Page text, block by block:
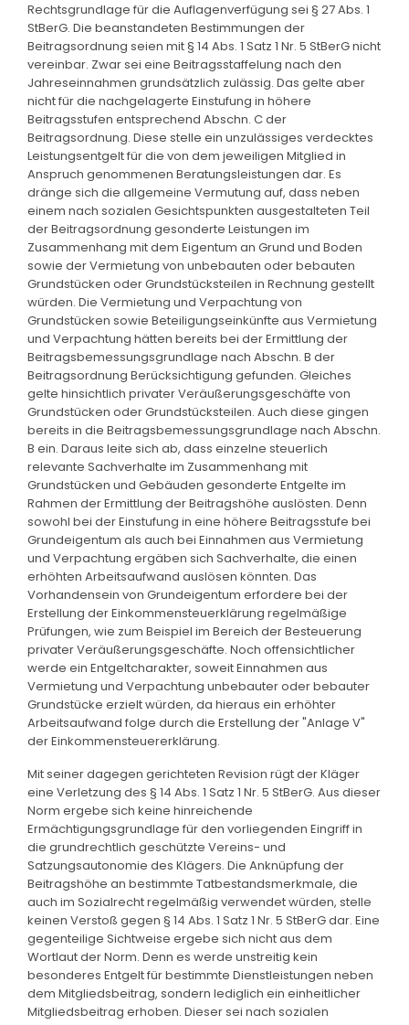
Rechtsgrundlage für die Auflagenverfügung sei § 27 Abs. 1
StBerG. Die beanstandeten Bestimmungen der
Beitragsordnung seien mit § 14 Abs. 1 Satz 1 Nr. 5 StBerG nicht
vereinbar. Zwar sei eine Beitragsstaffelung nach den
Jahreseinnahmen grundsätzlich zulässig. Das gelte aber
nicht für die nachgelagerte Einstufung in höhere
Beitragsstufen entsprechend Abschn. C der
Beitragsordnung. Diese stelle ein unzulässiges verdecktes
Leistungsentgelt für die von dem jeweiligen Mitglied in
Anspruch genommenen Beratungsleistungen dar. Es
dränge sich die allgemeine Vermutung auf, dass neben
einem nach sozialen Gesichtspunkten ausgestalteten Teil
der Beitragsordnung gesonderte Leistungen im
Zusammenhang mit dem Eigentum an Grund und Boden
sowie der Vermietung von unbebauten oder bebauten
Grundstücken oder Grundstücksteilen in Rechnung gestellt
würden. Die Vermietung und Verpachtung von
Grundstücken sowie Beteiligungseinkünfte aus Vermietung
und Verpachtung hätten bereits bei der Ermittlung der
Beitragsbemessungsgrundlage nach Abschn. B der
Beitragsordnung Berücksichtigung gefunden. Gleiches
gelte hinsichtlich privater Veräußerungsgeschäfte von
Grundstücken oder Grundstücksteilen. Auch diese gingen
bereits in die Beitragsbemessungsgrundlage nach Abschn.
B ein. Daraus leite sich ab, dass einzelne steuerlich
relevante Sachverhalte im Zusammenhang mit
Grundstücken und Gebäuden gesonderte Entgelte im
Rahmen der Ermittlung der Beitragshöhe auslösten. Denn
sowohl bei der Einstufung in eine höhere Beitragsstufe bei
Grundeigentum als auch bei Einnahmen aus Vermietung
und Verpachtung ergäben sich Sachverhalte, die einen
erhöhten Arbeitsaufwand auslösen könnten. Das
Vorhandensein von Grundeigentum erfordere bei der
Erstellung der Einkommensteuerklärung regelmäßige
Prüfungen, wie zum Beispiel im Bereich der Besteuerung
privater Veräußerungsgeschäfte. Noch offensichtlicher
werde ein Entgeltcharakter, soweit Einnahmen aus
Vermietung und Verpachtung unbebauter oder bebauter
Grundstücke erzielt würden, da hieraus ein erhöhter
Arbeitsaufwand folge durch die Erstellung der "Anlage V"
der Einkommensteuererklärung.
Mit seiner dagegen gerichteten Revision rügt der Kläger
eine Verletzung des § 14 Abs. 1 Satz 1 Nr. 5 StBerG. Aus dieser
Norm ergebe sich keine hinreichende
Ermächtigungsgrundlage für den vorliegenden Eingriff in
die grundrechtlich geschützte Vereins- und
Satzungsautonomie des Klägers. Die Anknüpfung der
Beitragshöhe an bestimmte Tatbestandsmerkmale, die
auch im Sozialrecht regelmäßig verwendet würden, stelle
keinen Verstoß gegen § 14 Abs. 1 Satz 1 Nr. 5 StBerG dar. Eine
gegenteilige Sichtweise ergebe sich nicht aus dem
Wortlaut der Norm. Denn es werde unstreitig kein
besonderes Entgelt für bestimmte Dienstleistungen neben
dem Mitgliedsbeitrag, sondern lediglich ein einheitlicher
Mitgliedsbeitrag erhoben. Dieser sei nach sozialen